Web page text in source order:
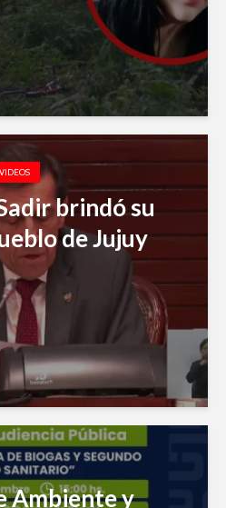
VIDEOS
brindó su
de Jujuy
Ambiente y